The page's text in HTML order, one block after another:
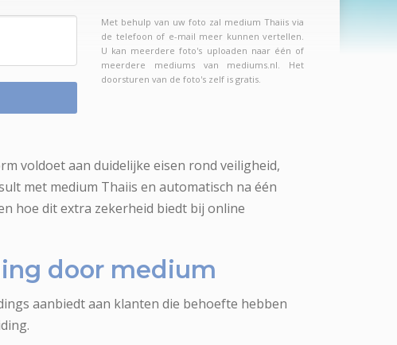
Met behulp van uw foto zal medium Thaiis via
de telefoon of e-mail meer kunnen vertellen.
U kan meerdere foto's uploaden naar één of
meerdere mediums van mediums.nl. Het
doorsturen van de foto's zelf is gratis.
voldoet aan duidelijke eisen rond veiligheid,
met medium Thaiis en automatisch na één
hoe dit extra zekerheid biedt bij online
door medium
aanbiedt aan klanten die behoefte hebben